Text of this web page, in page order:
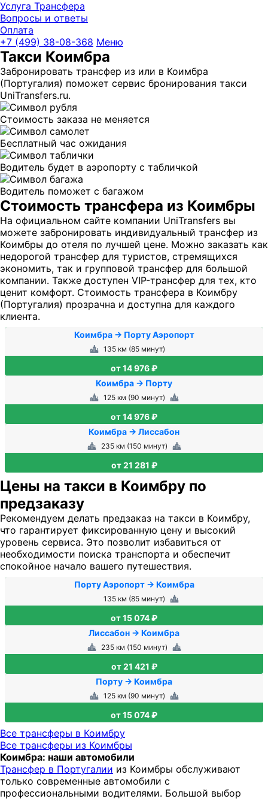
Услуга Трансфера
Вопросы и ответы
Оплата
+7 (499) 38-08-368 Меню
Такси Коимбра
Забронировать трансфер из или в Коимбра
(Португалия) поможет сервис бронирования такси
UniTransfers.ru.
Стоимость заказа не меняется
Бесплатный час ожидания
Водитель будет в аэропорту с табличкой
Водитель поможет с багажом
Стоимость трансфера из Коимбры
На официальном сайте компании UniTransfers вы
можете забронировать индивидуальный трансфер из
Коимбры до отеля по лучшей цене. Можно заказать как
недорогой трансфер для туристов, стремящихся
экономить, так и групповой трансфер для большой
компании. Также доступен VIP-трансфер для тех, кто
ценит комфорт. Стоимость трансфера в Коимбру
(Португалия) прозрачна и доступна для каждого
клиента.
Коимбра → Порту Аэропорт
135 км (85 минут)
от 14 976 ₽
Коимбра → Порту
125 км (90 минут)
от 14 976 ₽
Коимбра → Лиссабон
235 км (150 минут)
от 21 281 ₽
Цены на такси в Коимбру по
предзаказу
Рекомендуем делать предзаказ на такси в Коимбру,
что гарантирует фиксированную цену и высокий
уровень сервиса. Это позволит избавиться от
необходимости поиска транспорта и обеспечит
спокойное начало вашего путешествия.
Порту Аэропорт → Коимбра
135 км (85 минут)
от 15 074 ₽
Лиссабон → Коимбра
235 км (150 минут)
от 21 421 ₽
Порту → Коимбра
125 км (90 минут)
от 15 074 ₽
Все трансферы в Коимбру
Все трансферы из Коимбры
Коимбра: наши автомобили
Трансфер в Португалии из Коимбры обслуживают
только современные автомобили с
профессиональными водителями. Большой выбор